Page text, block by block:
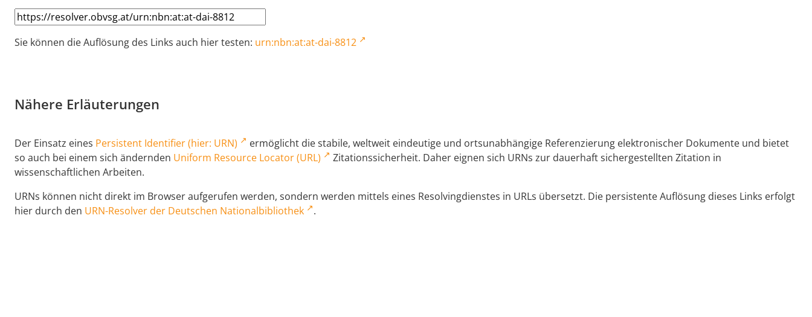
Sie können die Auflösung des Links auch hier testen: urn:nbn:at:at-dai-8812
Nähere Erläuterungen
Der Einsatz eines Persistent Identifier (hier: URN)
ermöglicht die stabile, weltweit eindeutige und ortsunabhängige Referenzierung elektronischer Dokumente und bietet
so auch bei einem sich ändernden Uniform Resource Locator (URL)
Zitationssicherheit. Daher eignen sich URNs zur dauerhaft sichergestellten Zitation in
wissenschaftlichen Arbeiten.
URNs können nicht direkt im Browser aufgerufen werden, sondern werden mittels eines Resolvingdienstes in URLs übersetzt. Die persistente Auflösung dieses Links erfolgt
hier durch den URN-Resolver der Deutschen Nationalbibliothek .